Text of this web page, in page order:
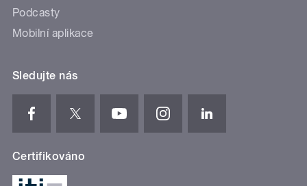
Podcasty
Mobilní aplikace
Sledujte nás
Certifikováno